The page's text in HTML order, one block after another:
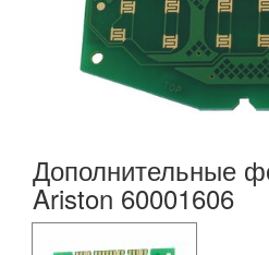
Дополнительные
Ariston 60001606